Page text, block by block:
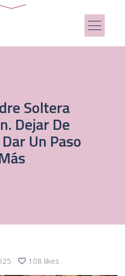
Soltera
Dejar De
Un Paso
108 likes